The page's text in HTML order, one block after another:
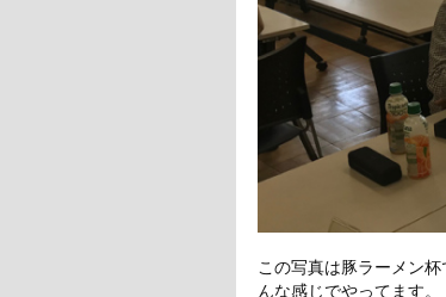
この写真は豚ラーメン
んな感じでやってます。